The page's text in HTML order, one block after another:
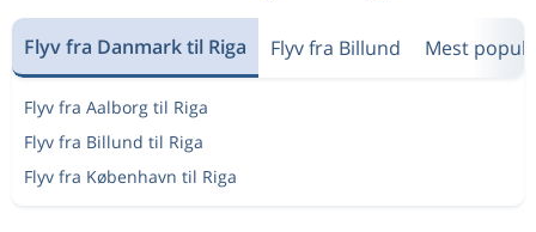
Flyv fra Danmark til Riga Flyv fra Billund Mest
Flyv fra Aalborg til Riga
Flyv fra Billund til Riga
Flyv fra København til Riga